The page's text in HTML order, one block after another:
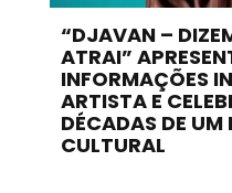
“DJAVAN –
ATRAI”
INFORMAÇÕES
ARTISTA E
DÉCADAS DE UM
CULTURAL